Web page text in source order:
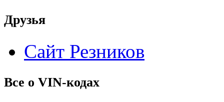
Друзья
Сайт Резников
Все о VIN-кодах